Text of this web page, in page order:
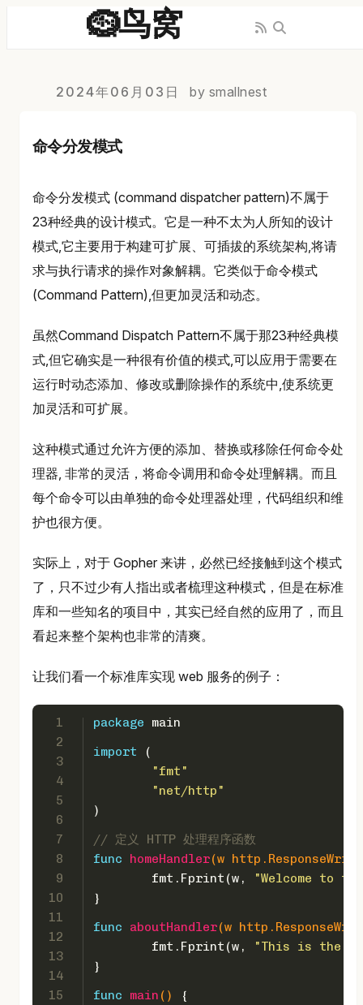
🪹鸟窝
2024年06月03日 by smallnest
命令分发模式
命令分发模式 (command dispatcher pattern)不属于
23种经典的设计模式。它是一种不太为人所知的设计
模式,它主要用于构建可扩展、可插拔的系统架构,将请
求与执行请求的操作对象解耦。它类似于命令模式
(Command Pattern),但更加灵活和动态。
虽然Command Dispatch Pattern不属于那23种经典模
式,但它确实是一种很有价值的模式,可以应用于需要在
运行时动态添加、修改或删除操作的系统中,使系统更
加灵活和可扩展。
这种模式通过允许方便的添加、替换或移除任何命令处
理器, 非常的灵活，将命令调用和命令处理解耦。而且
每个命令可以由单独的命令处理器处理，代码组织和维
护也很方便。
实际上，对于 Gopher 来讲，必然已经接触到这个模式
了，只不过少有人指出或者梳理这种模式，但是在标准
库和一些知名的项目中，其实已经自然的应用了，而且
看起来整个架构也非常的清爽。
让我们看一个标准库实现 web 服务的例子：
1
2
3
4
5
6
7
8
9
10
11
12
13
14
15
package main
import (
"fmt"
"net/http"
)
// 定义 HTTP 处理程序函数
func
homeHandler(w
	fmt.Fprint(w,
"Welcome to
}
func
aboutHandler(w
	fmt.Fprint(w,
"This is the
}
func
main ()
{